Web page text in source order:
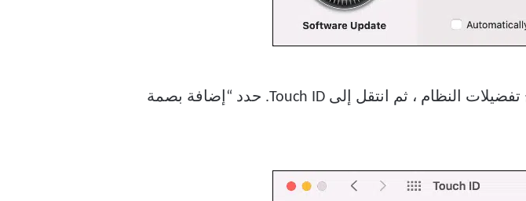
أخرى. افتح تفضيلات النظام ، ثم انتقل إلى Touch ID. حدد “إضافة بصمة